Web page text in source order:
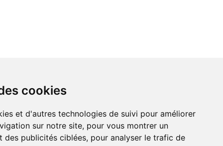
cookies
et d'autres technologies de suivi pour améliorer
sur notre site, pour vous montrer un
des publicités ciblées, pour analyser le trafic de